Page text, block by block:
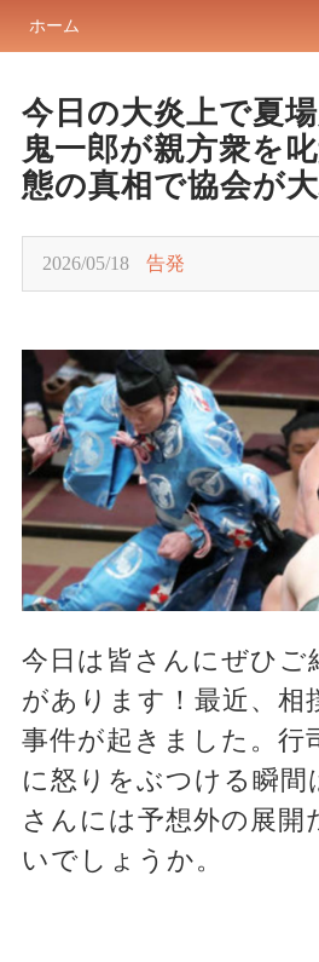
ホーム
今日の大炎上で夏
鬼一郎が親方衆を
態の真相で協会が
2026/05/18 告発
今日は皆さんにぜひご
があります！最近、相
事件が起きました。行
に怒りをぶつける瞬間
さんには予想外の展開
いでしょうか。